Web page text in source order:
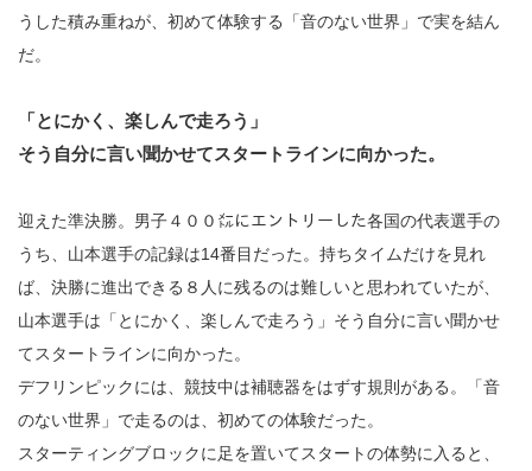
うした積み重ねが、初めて体験する「音のない世界」で実を結ん
だ。
「とにかく、楽しんで走ろう」
そう自分に言い聞かせてスタートラインに向かった。
迎えた準決勝。男子４００㍍にエントリーした各国の代表選手の
うち、山本選手の記録は14番目だった。持ちタイムだけを見れ
ば、決勝に進出できる８人に残るのは難しいと思われていたが、
山本選手は「とにかく、楽しんで走ろう」そう自分に言い聞かせ
てスタートラインに向かった。
デフリンピックには、競技中は補聴器をはずす規則がある。「音
のない世界」で走るのは、初めての体験だった。
スターティングブロックに足を置いてスタートの体勢に入ると、